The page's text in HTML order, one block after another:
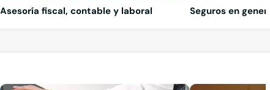
Asesoría fiscal, contable y laboral Seguros en general